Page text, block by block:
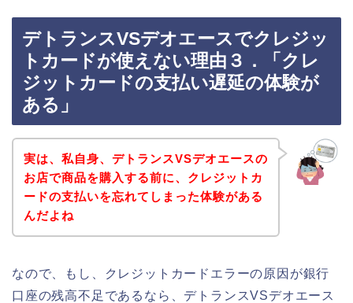
デトランスVSデオエースでクレジッ
トカードが使えない理由３．「クレ
ジットカードの支払い遅延の体験が
ある」
実は、私自身、デトランスVSデオエースの
お店で商品を購入する前に、クレジットカ
ードの支払いを忘れてしまった体験がある
んだよね
なので、もし、クレジットカードエラーの原因が銀行
口座の残高不足であるなら、デトランスVSデオエース